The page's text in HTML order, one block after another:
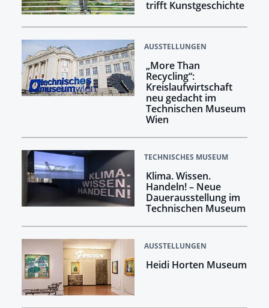
trifft Kunstgeschichte
AUSSTELLUNGEN
„More Than
Recycling“:
Kreislaufwirtschaft
neu gedacht im
Technischen Museum
Wien
TECHNISCHES MUSEUM
Klima. Wissen.
Handeln! –​​​​​​​ Neue
Dauerausstellung im
Technischen Museum
AUSSTELLUNGEN
Heidi Horten Museum